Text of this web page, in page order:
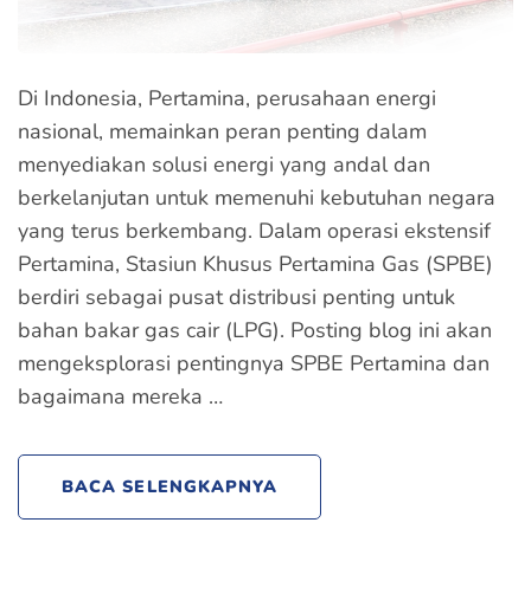
Di Indonesia, Pertamina, perusahaan energi
nasional, memainkan peran penting dalam
menyediakan solusi energi yang andal dan
berkelanjutan untuk memenuhi kebutuhan negara
yang terus berkembang. Dalam operasi ekstensif
Pertamina, Stasiun Khusus Pertamina Gas (SPBE)
berdiri sebagai pusat distribusi penting untuk
bahan bakar gas cair (LPG). Posting blog ini akan
mengeksplorasi pentingnya SPBE Pertamina dan
bagaimana mereka …
BACA SELENGKAPNYA